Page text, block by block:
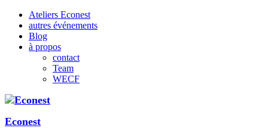
Ateliers Econest
autres événements
Blog
à propos
contact
Team
WECF
Econest